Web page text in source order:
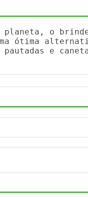
planeta, o
ótima
e